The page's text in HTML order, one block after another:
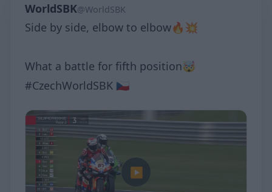
WorldSBK@WorldSBK
Side by side, elbow to elbow🔥💥
What a battle for fifth position🤯
#CzechWorldSBK 🇨🇿
▶